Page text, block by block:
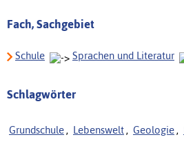
Fach, Sachgebiet
Schule Sprachen und Literatur
Schlagwörter
Grundschule , Lebenswelt , Geologie ,